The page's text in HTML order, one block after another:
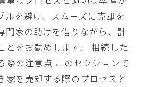
ルを避け、スムーズに売却を
門家の助けを借りながら、計
とをお勧めします。 相続した
際の注意点 このセクションで
家を売却する際のプロセスと